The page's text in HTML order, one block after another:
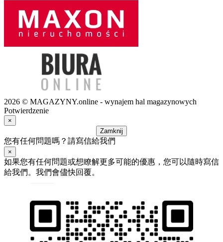
2026 © MAGAZYNY.online - wynajem hal magazynowych
Potwierdzenie
×
Zamknij
您有任何問題嗎？請寫信給我們
×
如果您有任何問題或想瞭解更多可能的優惠，您可以隨時寫信
給我們。我們會儘快回覆。